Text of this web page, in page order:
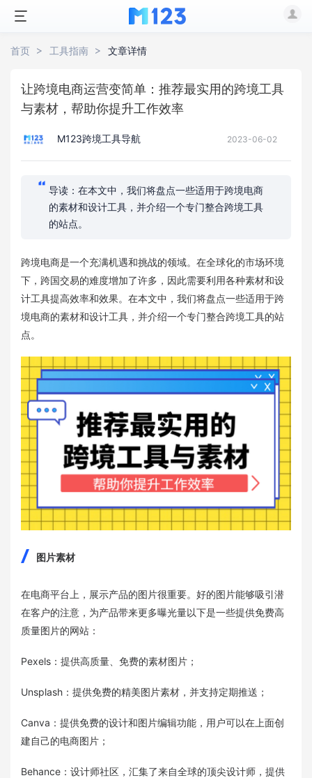
首页 工具指南 文章详情
让跨境电商运营变简单：推荐最实用的跨境工具
与素材，帮助你提升工作效率
M123跨境工具导航 2023-06-02
导读：在本文中，我们将盘点一些适用于跨境电商
的素材和设计工具，并介绍一个专门整合跨境工具
的站点。
跨境电商是一个充满机遇和挑战的领域。在全球化的市场环境
下，跨国交易的难度增加了许多，因此需要利用各种素材和设
计工具提高效率和效果。在本文中，我们将盘点一些适用于跨
境电商的素材和设计工具，并介绍一个专门整合跨境工具的站
点。
图片素材
在电商平台上，展示产品的图片很重要。好的图片能够吸引潜
在客户的注意，为产品带来更多曝光量以下是一些提供免费高
质量图片的网站：
Pexels：提供高质量、免费的素材图片；
Unsplash：提供免费的精美图片素材，并支持定期推送；
Canva：提供免费的设计和图片编辑功能，用户可以在上面创
建自己的电商图片；
Behance：设计师社区，汇集了来自全球的顶尖设计师，提供